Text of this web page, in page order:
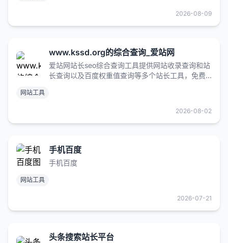
2026-08-09
www.kssd.org的综合查询_爱站网
爱站网站长seo综合查询工具提供网站收录查询和站
长查询以及百度权重值查询等多个站长工具，免费
网站工具
2026-08-02
手机百度
手机百度
网站工具
2026-07-21
头条搜索站长平台